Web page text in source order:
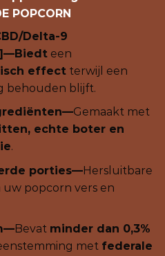
POPCORN
Delta-9
een
effectterwijl een
behouden blijft.
Gemaakt met
echte boter en
.
porties—Hersluitbare
popcorn vers en
Bevat minder dan 0,3%
met federale